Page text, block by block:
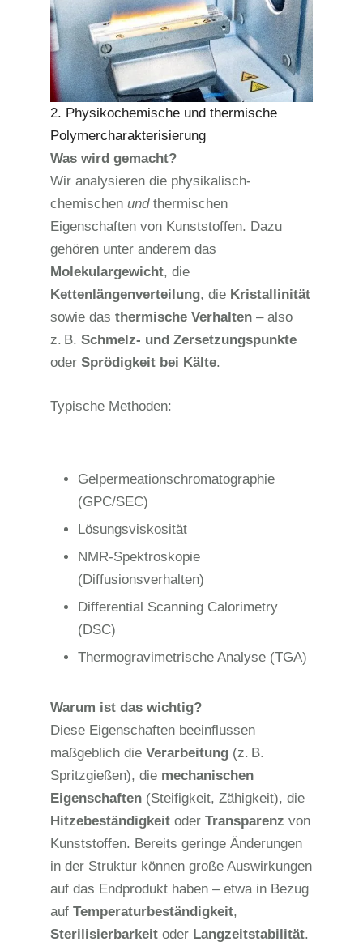
2. Physikochemische und thermische
Polymercharakterisierung
Was wird gemacht?
Wir analysieren die physikalisch-
chemischen undthermischen
Eigenschaften von Kunststoffen. Dazu
gehören unter anderem das
Molekulargewicht, die
Kettenlängenverteilung, die Kristallinität
sowie das thermische Verhalten – also
z. B. Schmelz- und Zersetzungspunkte
oder Sprödigkeit bei Kälte.
Typische Methoden:
Gelpermeationschromatographie
(GPC/SEC)
Lösungsviskosität
NMR-Spektroskopie
(Diffusionsverhalten)
Differential Scanning Calorimetry
(DSC)
Thermogravimetrische Analyse (TGA)
Warum ist das wichtig?
Diese Eigenschaften beeinflussen
maßgeblich die Verarbeitung (z. B.
Spritzgießen), die mechanischen
Eigenschaften (Steifigkeit, Zähigkeit), die
Hitzebeständigkeit oder Transparenz von
Kunststoffen. Bereits geringe Änderungen
in der Struktur können große Auswirkungen
auf das Endprodukt haben – etwa in Bezug
auf Temperaturbeständigkeit,
Sterilisierbarkeit oder Langzeitstabilität.